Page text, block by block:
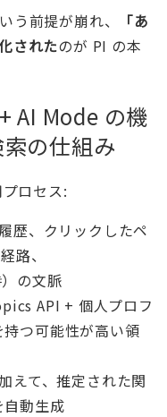
う前提が崩れ、
「あ
されたのが PI の本
AI Mode の機
の仕組み
ロセス:
歴、クリックしたペ
路、
の文脈
API + 個人プロフ
つ可能性が高い領
えて、推定された関
動生成